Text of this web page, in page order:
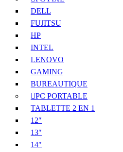
DELL
FUJITSU
HP
INTEL
LENOVO
GAMING
BUREAUTIQUE
PC PORTABLE
TABLETTE 2 EN 1
12″
13″
14″